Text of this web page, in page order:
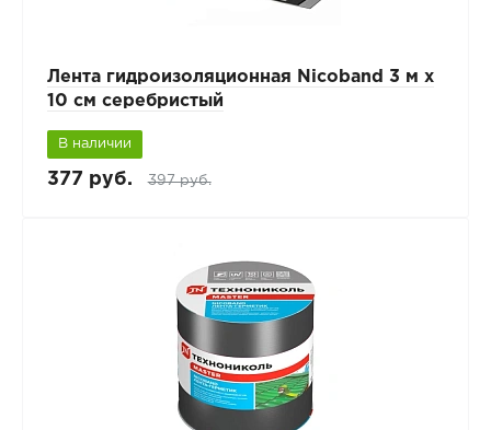
Лента гидроизоляционная Nicoband 3 м х
10 см серебристый
В наличии
377 руб. 397 руб.